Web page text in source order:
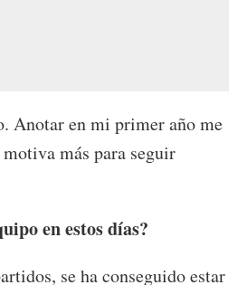
Anotar en mi primer año me
más para seguir
en estos días?
se ha conseguido estar